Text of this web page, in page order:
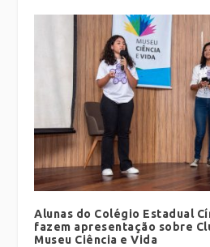
Alunas do Colégio Estadual
fazem apresentação sobre
Museu Ciência e Vida